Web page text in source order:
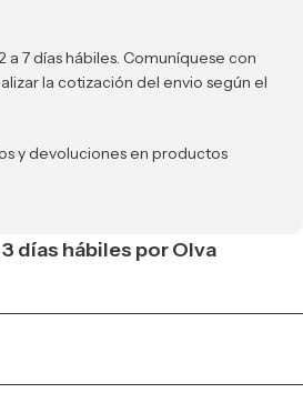
a 7 días hábiles. Comuníquese con
la cotización del envio según el
y devoluciones en productos
días hábiles por Olva